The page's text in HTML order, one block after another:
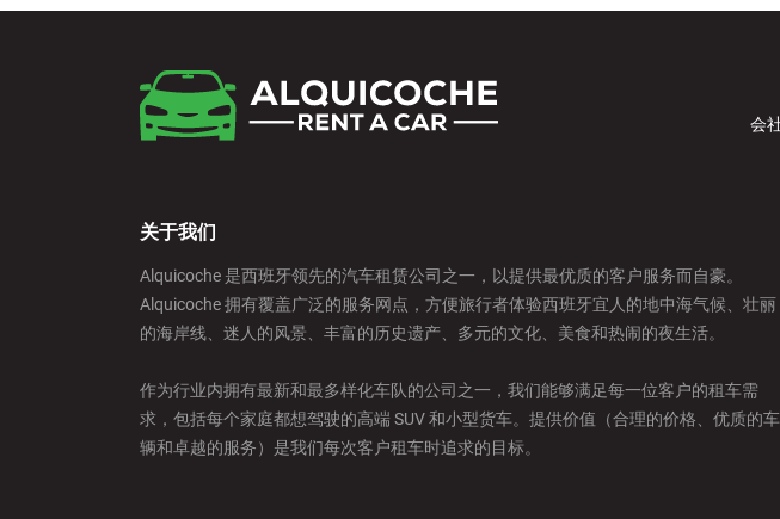
会
关于我们
Alquicoche 是西班牙领先的汽车租赁公司之一，以提供最优质的客户服务而自豪。
Alquicoche 拥有覆盖广泛的服务网点，方便旅行者体验西班牙宜人的地中海气候、壮丽
的海岸线、迷人的风景、丰富的历史遗产、多元的文化、美食和热闹的夜生活。
作为行业内拥有最新和最多样化车队的公司之一，我们能够满足每一位客户的租车需
求，包括每个家庭都想驾驶的高端 SUV 和小型货车。提供价值（合理的价格、优质的车
辆和卓越的服务）是我们每次客户租车时追求的目标。